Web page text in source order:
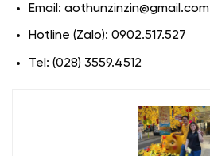
Email: aothunzinzin@gmail.com
Hotline (Zalo): 0902.517.527
Tel: (028) 3559.4512